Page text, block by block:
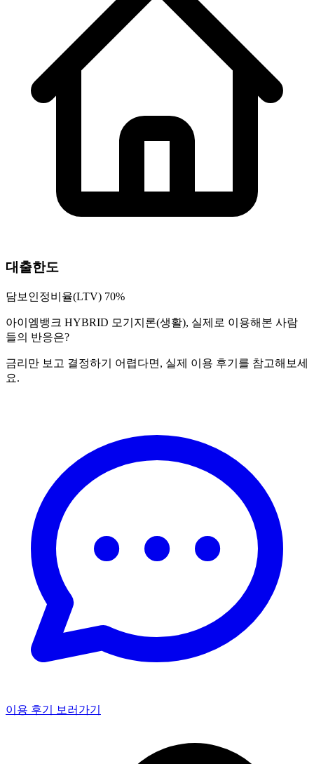
대출한도
담보인정비율(LTV) 70%
아이엠뱅크 HYBRID 모기지론(생활), 실제로 이용해본 사람
들의 반응은?
금리만 보고 결정하기 어렵다면, 실제 이용 후기를 참고해보세
요.
이용 후기 보러가기